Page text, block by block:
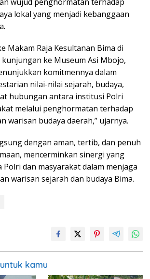
lokal yang menjadi kebanggaan
Makam Raja Kesultanan Bima di
ke Museum Asi Mbojo,
komitmennya dalam
nilai-nilai sejarah, budaya,
hubungan antara institusi Polri
melalui penghormatan terhadap
warisan budaya daerah,” ujarnya.
dengan aman, tertib, dan penuh
mencerminkan sinergi yang
dan masyarakat dalam menjaga
warisan sejarah dan budaya Bima.
kamu